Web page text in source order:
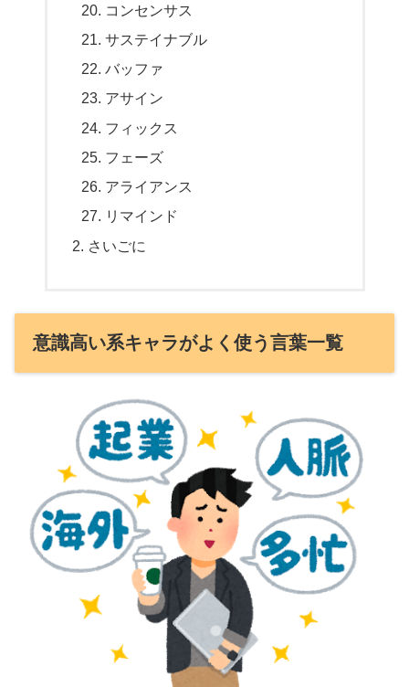
コンセンサス
サステイナブル
バッファ
アサイン
フィックス
フェーズ
アライアンス
リマインド
さいごに
意識高い系キャラがよく使う言葉一覧